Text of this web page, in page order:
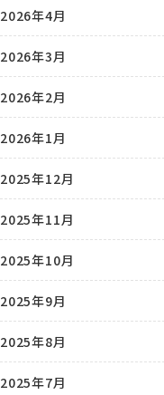
2026年4月
2026年3月
2026年2月
2026年1月
2025年12月
2025年11月
2025年10月
2025年9月
2025年8月
2025年7月